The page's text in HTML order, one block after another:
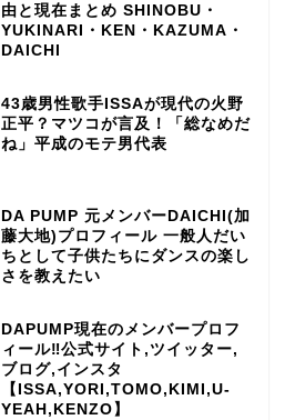
由と現在まとめ SHINOBU・
YUKINARI・KEN・KAZUMA・
DAICHI
43歳男性歌手ISSAが現代の火野
正平？マツコが言及！「総なめだ
ね」平成のモテ男代表
DA PUMP 元メンバーDAICHI(加
藤大地)プロフィール 一般人だい
ちとして子供たちにダンスの楽し
さを教えたい
DAPUMP現在のメンバープロフ
ィール‼公式サイト,ツイッター,
ブログ,インスタ
【ISSA,YORI,TOMO,KIMI,U-
YEAH,KENZO】